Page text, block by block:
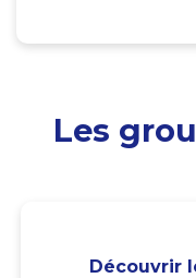
Les
Découvrir